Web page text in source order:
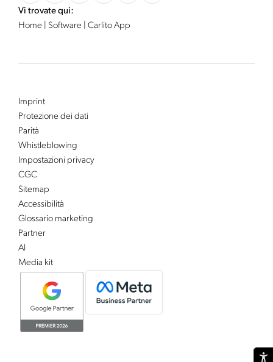
Vi trovate qui:
Home
Software Carlito App
Imprint
Protezione dei dati
Parità
Whistleblowing
Impostazioni privacy
CGC
Sitemap
Accessibilità
Glossario marketing
Partner
AI
Media kit